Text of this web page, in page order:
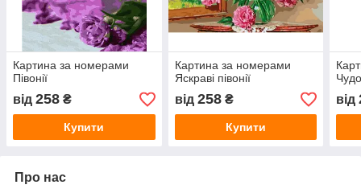
Картина за номерами
Півонії
від 258 ₴
Купити
Картина за номерами
Яскраві півонії
від 258₴
Купити
від
Про нас